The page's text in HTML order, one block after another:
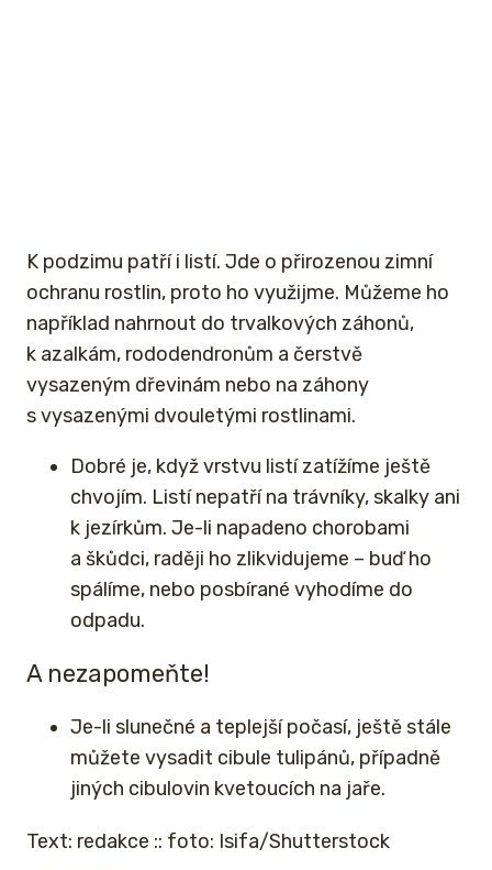
K podzimu patří i listí. Jde o přirozenou zimní
ochranu rostlin, proto ho využijme. Můžeme ho
například nahrnout do trvalkových záhonů,
k azalkám, rododendronům a čerstvě
vysazeným dřevinám nebo na záhony
s vysazenými dvouletými rostlinami.
Dobré je, když vrstvu listí zatížíme ještě
chvojím. Listí nepatří na trávníky, skalky ani
k jezírkům. Je-li napadeno chorobami
a škůdci, raději ho zlikvidujeme – buď ho
spálíme, nebo posbírané vyhodíme do
odpadu.
A nezapomeňte!
Je-li slunečné a teplejší počasí, ještě stále
můžete vysadit cibule tulipánů, případně
jiných cibulovin kvetoucích na jaře.
Text: redakce :: foto: Isifa/Shutterstock